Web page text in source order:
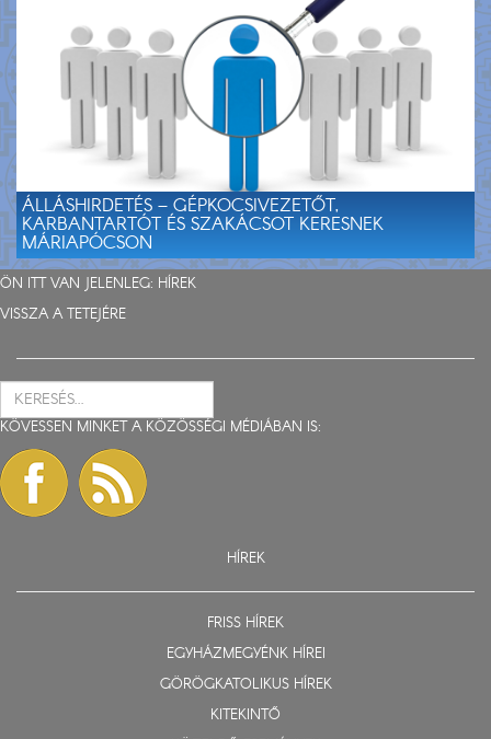
ÁLLÁSHIRDETÉS – GÉPKOCSIVEZETŐT,
KARBANTARTÓT ÉS SZAKÁCSOT KERESNEK
MÁRIAPÓCSON
ÖN ITT VAN JELENLEG: HÍREK
VISSZA A TETEJÉRE
KÖVESSEN MINKET A KÖZÖSSÉGI MÉDIÁBAN IS:
HÍREK
FRISS HÍREK
EGYHÁZMEGYÉNK HÍREI
GÖRÖGKATOLIKUS HÍREK
KITEKINTŐ